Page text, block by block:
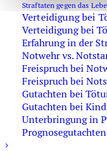
Straftaten gegen das
Verteidigung bei
Verteidigung bei
Erfahrung in der
Notwehr vs.
Freispruch bei
Freispruch bei
Gutachten bei
Gutachten bei
Unterbringung in
Die
verpflichtet.
können
Rechtsanwalt
Adresse:
Telefon:
+49 30 720